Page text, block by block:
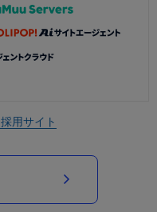
採用サイト